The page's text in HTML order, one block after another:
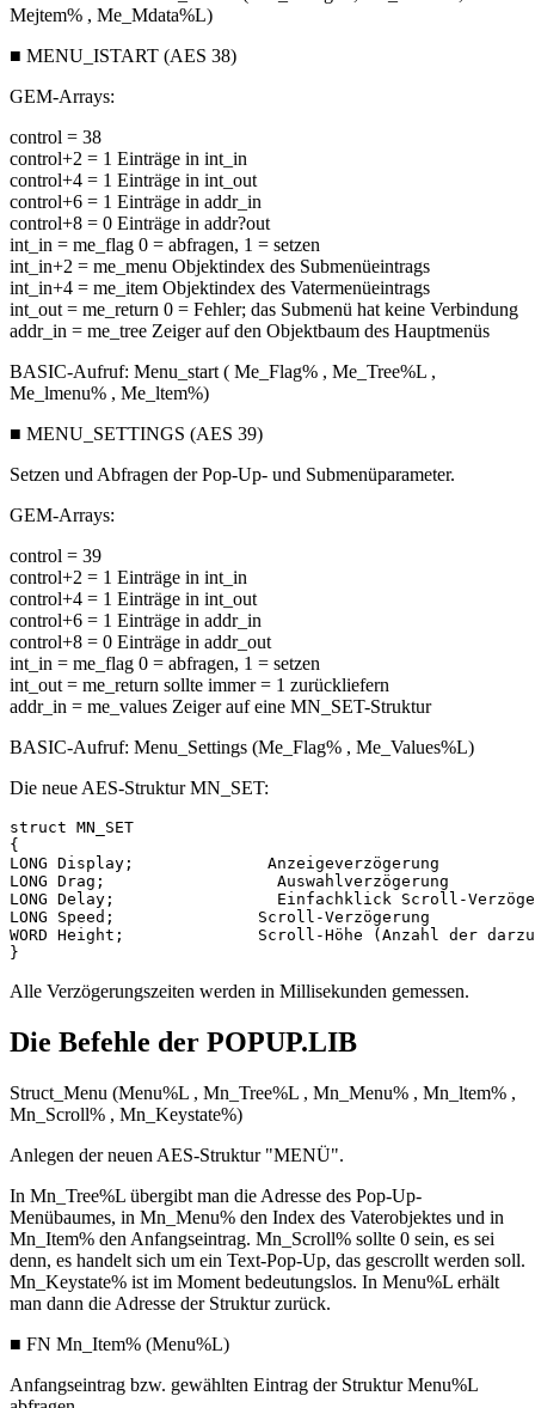
Mejtem% , Me_Mdata%L)
■ MENU_ISTART (AES 38)
GEM-Arrays:
control = 38
control+2 = 1 Einträge in int_in
control+4 = 1 Einträge in int_out
control+6 = 1 Einträge in addr_in
control+8 = 0 Einträge in addr?out
int_in = me_flag 0 = abfragen, 1 = setzen
int_in+2 = me_menu Objektindex des Submenüeintrags
int_in+4 = me_item Objektindex des Vatermenüeintrags
int_out = me_return 0 = Fehler; das Submenü hat keine Verbindung
addr_in = me_tree Zeiger auf den Objektbaum des Hauptmenüs
BASIC-Aufruf: Menu_start ( Me_Flag% , Me_Tree%L ,
Me_lmenu% , Me_ltem%)
■ MENU_SETTINGS (AES 39)
Setzen und Abfragen der Pop-Up- und Submenüparameter.
GEM-Arrays:
control = 39
control+2 = 1 Einträge in int_in
control+4 = 1 Einträge in int_out
control+6 = 1 Einträge in addr_in
control+8 = 0 Einträge in addr_out
int_in = me_flag 0 = abfragen, 1 = setzen
int_out = me_return sollte immer = 1 zurückliefern
addr_in = me_values Zeiger auf eine MN_SET-Struktur
BASIC-Aufruf: Menu_Settings (Me_Flag% , Me_Values%L)
Die neue AES-Struktur MN_SET:
struct MN_SET
{
LONG Display;              Anzeigeverzögerung
LONG Drag;                  Auswahlverzögerung
LONG Delay;                 Einfachklick Scroll-
LONG Speed;               Scroll-Verzögerung
WORD Height;              Scroll-Höhe (Anzahl der
Alle Verzögerungszeiten werden in Millisekunden gemessen.
Die Befehle der POPUP.LIB
Struct_Menu (Menu%L , Mn_Tree%L , Mn_Menu% , Mn_ltem% ,
Mn_Scroll% , Mn_Keystate%)
Anlegen der neuen AES-Struktur "MENÜ".
In Mn_Tree%L übergibt man die Adresse des Pop-Up-
Menübaumes, in Mn_Menu% den Index des Vaterobjektes und in
Mn_Item% den Anfangseintrag. Mn_Scroll% sollte 0 sein, es sei
denn, es handelt sich um ein Text-Pop-Up, das gescrollt werden soll.
Mn_Keystate% ist im Moment bedeutungslos. In Menu%L erhält
man dann die Adresse der Struktur zurück.
■ FN Mn_Item% (Menu%L)
Anfangseintrag bzw. gewählten Eintrag der Struktur Menu%L